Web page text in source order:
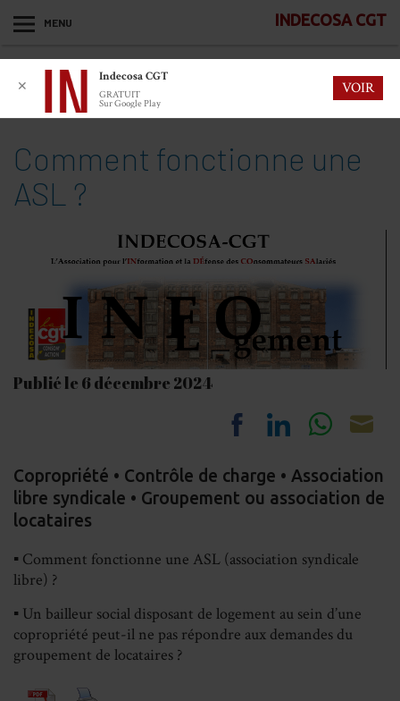
MENU INDECOSA CGT
Comment fonctionne une
ASL ?
Publié le 6 décembre 2024
on
Facebook
on
LinkedIn
on on
Copropriété • Contrôle de charge • Association
libre syndicale • Groupement ou association de
locataires
▪ Comment fonctionne une ASL (association syndicale
libre) ?
▪ Un bailleur social disposant de logement au sein d’une
copropriété peut-il ne pas répondre aux demandes du
groupement de locataires ?
✕
Indecosa CGT
GRATUIT
Sur Google Play
VOIR